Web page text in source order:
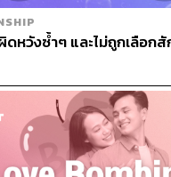
หวังซ้ำๆ และไม่ถูกเลือก